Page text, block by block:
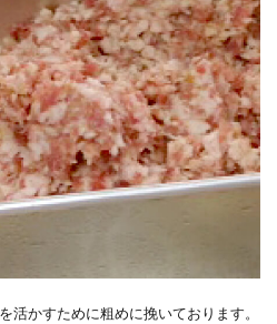
活かすために粗めに挽いております。